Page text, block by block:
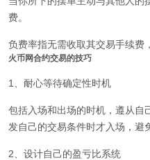
费。
负费率指无需收取其交易手续费
火币网合约交易的技巧
1、耐心等待确定性时机
包括入场和出场的时机，遵从自
发自己的交易条件时才入场，避
2、设计自己的盈亏比系统